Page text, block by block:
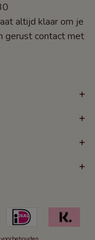
altijd klaar om je
gerust contact met
+
+
+
+